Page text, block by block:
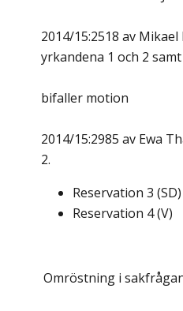
2014/15:2518 av
yrkandena 1 och 2 samt
bifaller motion
2014/15:2985 av Ewa
2.
Reservation 3 (SD)
Reservation 4(V)
Omröstning i